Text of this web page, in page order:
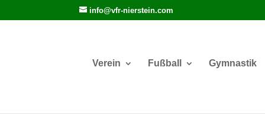
info@vfr-nierstein.com
Verein Fußball Gymnastik